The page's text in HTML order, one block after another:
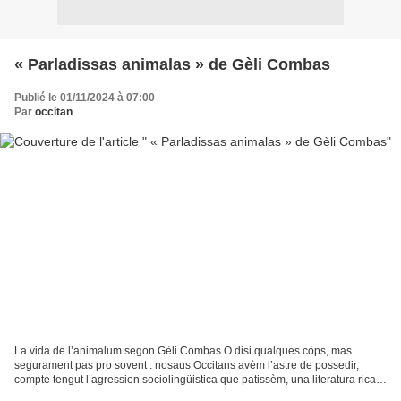
« Parladissas animalas » de Gèli Combas
Publié le 01/11/2024 à 07:00
Par occitan
La vida de l’animalum segon Gèli Combas O disi qualques còps, mas
segurament pas pro sovent : nosaus Occitans avèm l’astre de possedir,
compte tengut l’agression sociolingüistica que patissèm, una literatura rica e